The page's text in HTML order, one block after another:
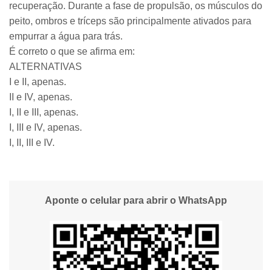
recuperação. Durante a fase de propulsão, os músculos do
peito, ombros e tríceps são principalmente ativados para
empurrar a água para trás.
É correto o que se afirma em:
ALTERNATIVAS
I e II, apenas.
II e IV, apenas.
I, II e III, apenas.
I, III e IV, apenas.
I, II, III e IV.
Aponte o celular para abrir o WhatsApp